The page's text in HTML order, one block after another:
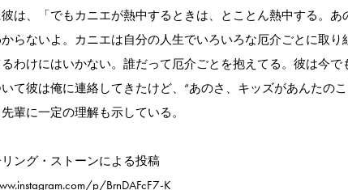
は、「でもカニエが熱中するときは、とことん熱中する。
らないよ。カニエは自分の人生でいろいろな厄介ごとに取
わけにはいかない。誰だって厄介ごとを抱えてる。彼は今
て彼は俺に連絡してきたけど、“あのさ、キッズがあんたの
輩に一定の理解も示している。
ング・ストーンによる投稿
p/BrnDAFcF7-K